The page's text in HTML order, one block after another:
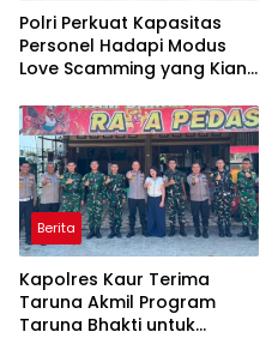
Polri Perkuat Kapasitas
Personel Hadapi Modus
Love Scamming yang Kian
Berita
Kapolres Kaur Terima
Taruna Akmil Program
Taruna Bhakti untuk